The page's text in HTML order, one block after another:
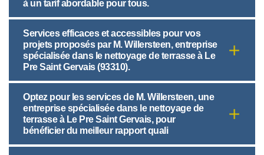
à un tarif abordable pour tous.
Services efficaces et accessibles pour vos
projets proposés par M. Willersteen, entreprise
spécialisée dans le nettoyage de terrasse à Le
Pre Saint Gervais (93310).
Optez pour les services de M. Willersteen, une
entreprise spécialisée dans le nettoyage de
terrasse à Le Pre Saint Gervais, pour
bénéficier du meilleur rapport quali